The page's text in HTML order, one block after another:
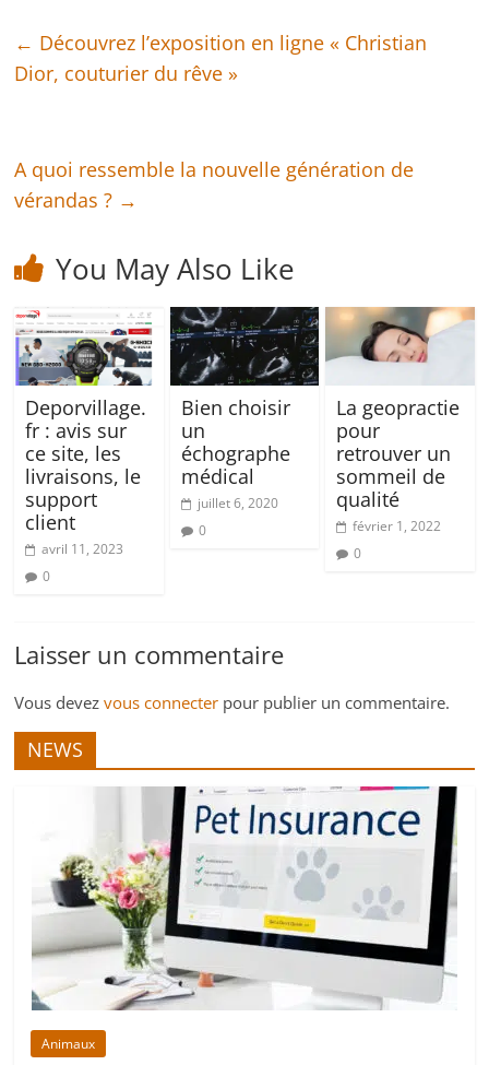
← Découvrez l’exposition en ligne « Christian
Dior, couturier du rêve »
A quoi ressemble la nouvelle génération de
vérandas ? →
You May Also Like
Deporvillage.
fr : avis sur
ce site, les
livraisons, le
support
client
avril 11, 2023
0
Bien choisir
un
échographe
médical
juillet 6, 2020
0
La geopractie
pour
retrouver un
sommeil de
qualité
février 1, 2022
0
Laisser un commentaire
Vous devezvous connecter pour publier un commentaire.
NEWS
Animaux